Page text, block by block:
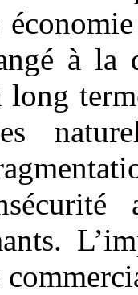
à la
long